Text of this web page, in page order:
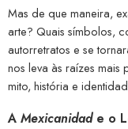
Mas de que maneira,
arte? Quais símbolos,
autorretratos e se
nos leva às raízes
mito, história e
A Mexicanidade o